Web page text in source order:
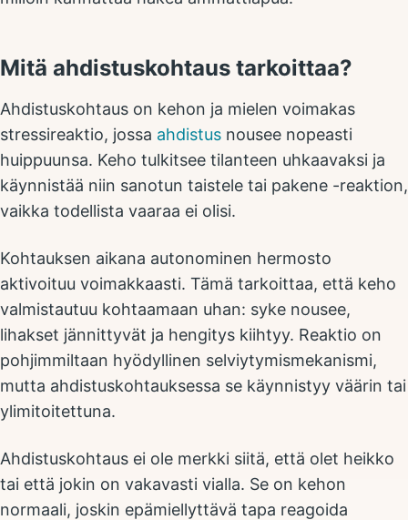
Mitä ahdistuskohtaus tarkoittaa?
Ahdistuskohtaus on kehon ja mielen voimakas
stressireaktio, jossa ahdistus nousee nopeasti
huippuunsa. Keho tulkitsee tilanteen uhkaavaksi ja
käynnistää niin sanotun taistele tai pakene -reaktion,
vaikka todellista vaaraa ei olisi.
Kohtauksen aikana autonominen hermosto
aktivoituu voimakkaasti. Tämä tarkoittaa, että keho
valmistautuu kohtaamaan uhan: syke nousee,
lihakset jännittyvät ja hengitys kiihtyy. Reaktio on
pohjimmiltaan hyödyllinen selviytymismekanismi,
mutta ahdistuskohtauksessa se käynnistyy väärin tai
ylimitoitettuna.
Ahdistuskohtaus ei ole merkki siitä, että olet heikko
tai että jokin on vakavasti vialla. Se on kehon
normaali, joskin epämiellyttävä tapa reagoida